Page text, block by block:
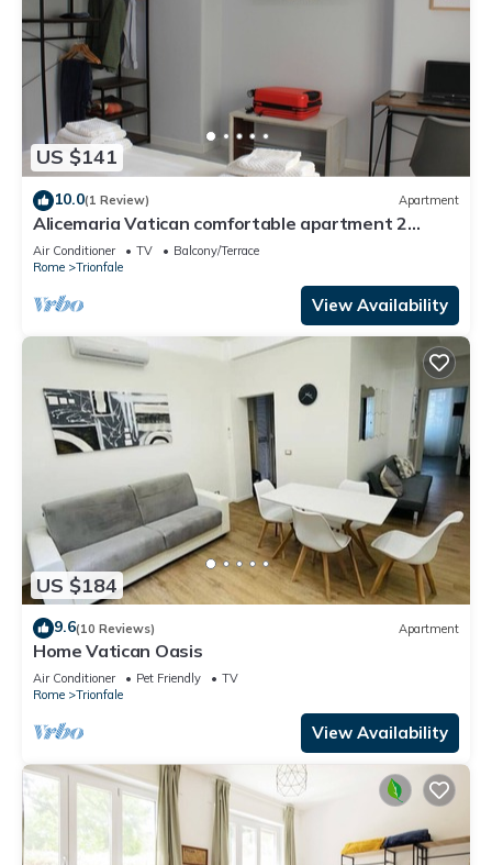
US $141
10.0(1 Review) Apartment
Alicemaria Vatican comfortable apartment 2
rooms
Air Conditioner TV
Balcony/Terrace
Rome
Trionfale
View Availability
US $184
9.6(10 Reviews) Apartment
Home Vatican Oasis
Air Conditioner Pet Friendly
TV
Rome
Trionfale
View Availability